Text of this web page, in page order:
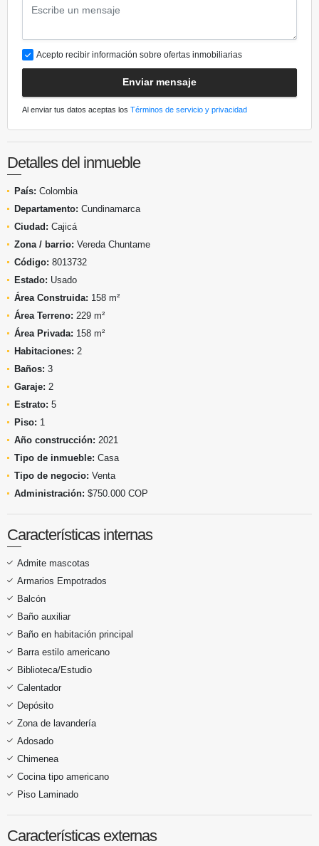
Acepto recibir información sobre ofertas inmobiliarias
Enviar mensaje
Al enviar tus datos aceptas los Términos de servicio y privacidad
Detalles del inmueble
País: Colombia
Departamento: Cundinamarca
Ciudad: Cajicá
Zona / barrio: Vereda Chuntame
Código: 8013732
Estado: Usado
Área Construida: 158 m²
Área Terreno: 229 m²
Área Privada: 158 m²
Habitaciones: 2
Baños: 3
Garaje: 2
Estrato: 5
Piso: 1
Año construcción: 2021
Tipo de inmueble: Casa
Tipo de negocio: Venta
Administración: $750.000 COP
Características internas
Admite mascotas
Armarios Empotrados
Balcón
Baño auxiliar
Baño en habitación principal
Barra estilo americano
Biblioteca/Estudio
Calentador
Depósito
Zona de lavandería
Adosado
Chimenea
Cocina tipo americano
Piso Laminado
Características externas